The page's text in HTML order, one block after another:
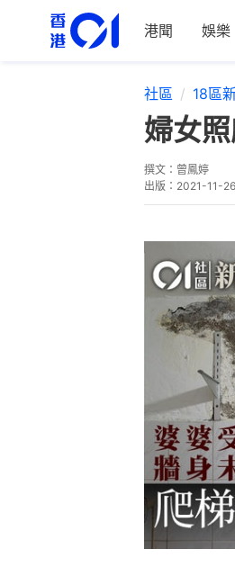
港聞 娛樂
社區 18區
婦女
撰文： 曾鳳婷
出版： 2021-11-